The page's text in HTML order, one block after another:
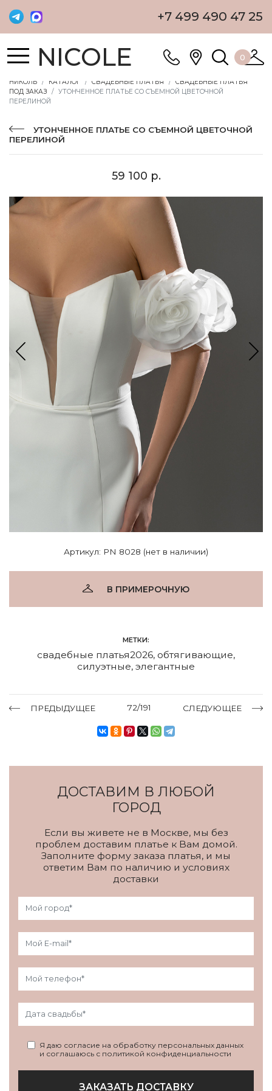
+7 499 490 47 25
NICOLE 0
НИКОЛЬ КАТАЛОГ СВАДЕБНЫЕ ПЛАТЬЯ
СВАДЕБНЫЕ ПЛАТЬЯ
ПОД ЗАКАЗ
УТОНЧЕННОЕ ПЛАТЬЕ СО СЪЕМНОЙ ЦВЕТОЧНОЙ
ПЕРЕЛИНОЙ
УТОНЧЕННОЕ ПЛАТЬЕ СО СЪЕМНОЙ ЦВЕТОЧНОЙ
ПЕРЕЛИНОЙ
59 100 р.
Артикул: PN 8028 (нет в наличии)
В ПРИМЕРОЧНУЮ
МЕТКИ:
свадебные платья2026, обтягивающие,
силуэтные, элегантные
ПРЕДЫДУЩЕЕ 72/191 СЛЕДУЮЩЕЕ
ДОСТАВИМ В ЛЮБОЙ
ГОРОД
Если вы живете не в Москве, мы без
проблем доставим платье к Вам домой.
Заполните форму заказа платья, и мы
ответим Вам по наличию и условиях
доставки
Я даю согласие на обработку персональных данных
и соглашаюсь с политикой конфиденциальности
ЗАКАЗАТЬ ДОСТАВКУ